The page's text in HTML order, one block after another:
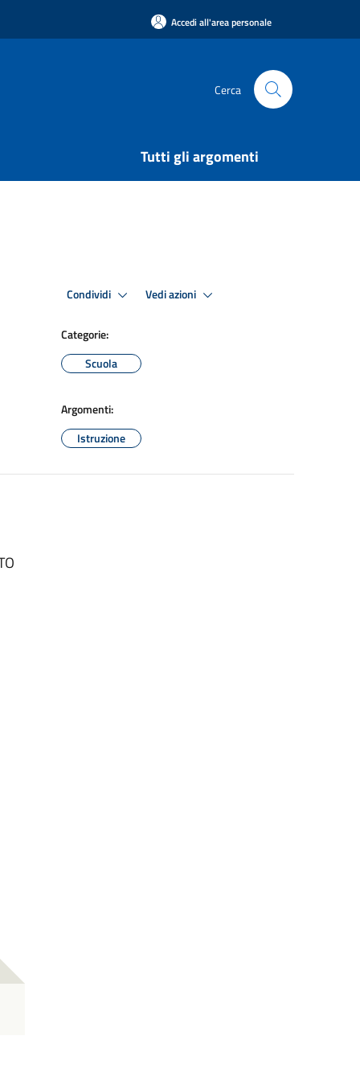
Accedi all'area personale
Cerca
Tutti gli argomenti
Condividi Vedi azioni
Categorie:
Scuola
Argomenti:
Istruzione